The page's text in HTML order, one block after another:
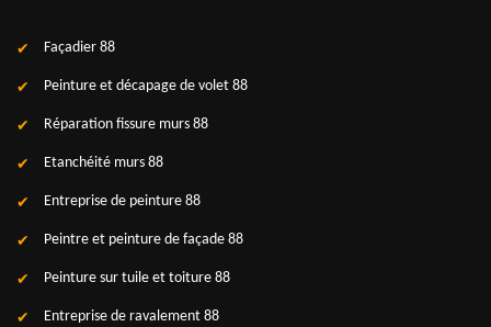
Façadier 88
Peinture et décapage de volet 88
Réparation fissure murs 88
Etanchéité murs 88
Entreprise de peinture 88
Peintre et peinture de façade 88
Peinture sur tuile et toiture 88
Entreprise de ravalement 88